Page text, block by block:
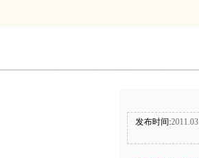
发布时间: